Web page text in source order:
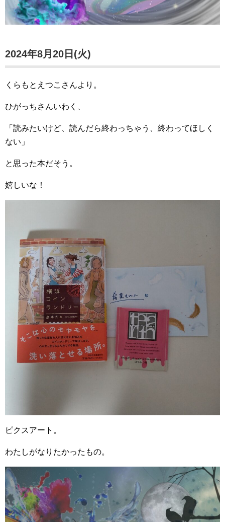
2024年8月20日(火)
くらもとえつこさんより。
ひがっちさんいわく、
「読みたいけど、読んだら終わっちゃう、終わってほしく
ない」
と思った本だそう。
嬉しいな！
ピクスアート。
わたしがなりたかったもの。